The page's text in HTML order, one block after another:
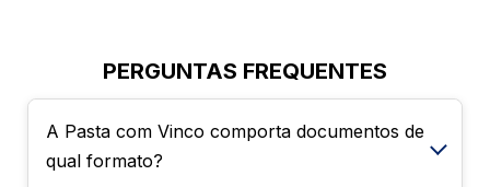
PERGUNTAS FREQUENTES
A Pasta com Vinco comporta documentos de
qual formato?